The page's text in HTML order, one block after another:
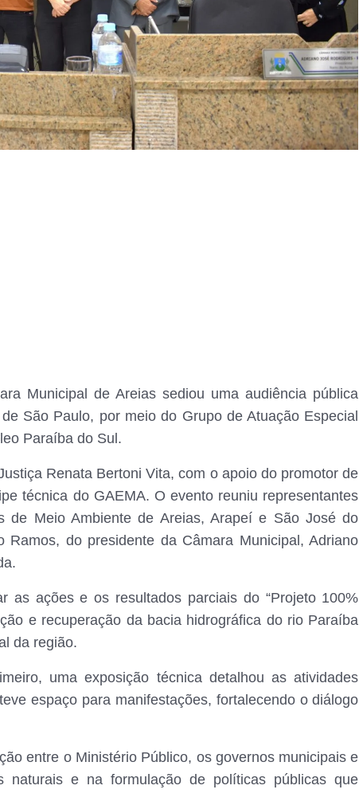
Municipal de Areias sediou uma audiência pública
São Paulo, por meio do Grupo de Atuação Especial
Paraíba do Sul.
Renata Bertoni Vita, com o apoio do promotor de
técnica do GAEMA. O evento reuniu representantes
de Meio Ambiente de Areias, Arapeí e São José do
do presidente da Câmara Municipal, Adriano
as ações e os resultados parciais do “Projeto 100%
e recuperação da bacia hidrográfica do rio Paraíba
da região.
uma exposição técnica detalhou as atividades
espaço para manifestações, fortalecendo o diálogo
entre o Ministério Público, os governos municipais e
naturais e na formulação de políticas públicas que